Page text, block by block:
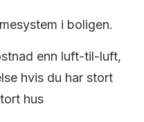
i boligen.
enn luft-til-luft,
hvis du har stort
hus